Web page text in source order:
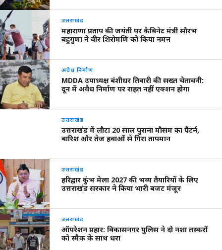
उत्तराखंड
महाराणा प्रताप की जयंती पर कैबिनेट मंत्री सौरभ
बहुगुणा ने वीर शिरोमणि को किया नमन
अवैध निर्माण
MDDA उपाध्यक्ष बंशीधर तिवारी की सख्त चेतावनी:
दून में अवैध निर्माण पर राहत नहीं एक्शन होगा
उत्तराखंड
उत्तराखंड में लौटा 20 साल पुराना मौसम का पैटर्न,
बारिश और तेज हवाओं से गिरा तापमान
उत्तराखंड
हरिद्वार कुंभ मेला 2027 की भव्य तैयारियों के लिए
उत्तराखंड सरकार ने किया भारी बजट मंजूर
उत्तराखंड
ऑपरेशन प्रहार: विकासनगर पुलिस ने दो नशा तस्करों
को स्मैक के साथ धरा